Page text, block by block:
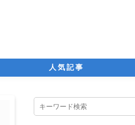
人気記事